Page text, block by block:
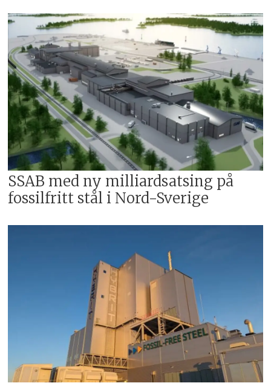
I Sveriges nasjonale program for
Just Transition Fund er de
berettigede sektorenestål-,
metall- og sementindustrien.
Stålindustrien i Norrbottenble
utpekt som en av tre bransjer som
kunne tildeles midlene.
Kilde: SSAB
SSAB med ny milliardsatsing på
fossilfritt stål i Nord-Sverige